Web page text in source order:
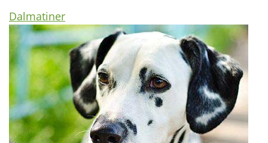
Dalmatiner